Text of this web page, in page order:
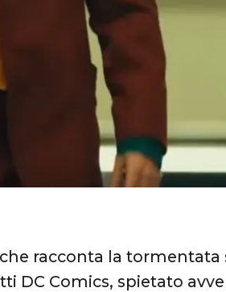
che racconta la tormentata
DC Comics, spietato